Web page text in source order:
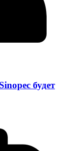
будет